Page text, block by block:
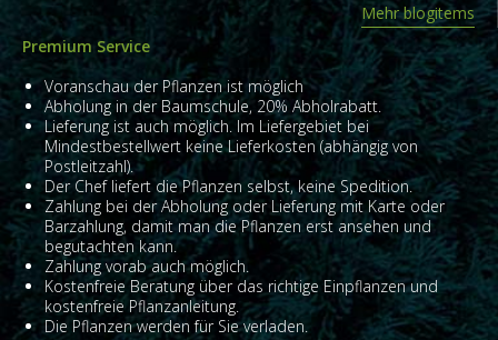
Mehr blogitems
Premium Service
Voranschau der Pflanzen ist möglich
Abholung in der Baumschule, 20% Abholrabatt.
Lieferung ist auch möglich. Im Liefergebiet bei
Mindestbestellwert keine Lieferkosten (abhängig von
Postleitzahl).
Der Chef liefert die Pflanzen selbst, keine Spedition.
Zahlung bei der Abholung oder Lieferung mit Karte oder
Barzahlung, damit man die Pflanzen erst ansehen und
begutachten kann.
Zahlung vorab auch möglich.
Kostenfreie Beratung über das richtige Einpflanzen und
kostenfreie Pflanzanleitung.
Die Pflanzen werden für Sie verladen.